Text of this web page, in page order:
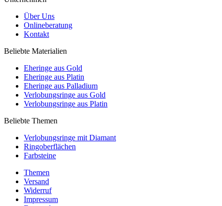
Über Uns
Onlineberatung
Kontakt
Beliebte Materialien
Eheringe aus Gold
Eheringe aus Platin
Eheringe aus Palladium
Verlobungsringe aus Gold
Verlobungsringe aus Platin
Beliebte Themen
Verlobungsringe mit Diamant
Ringoberflächen
Farbsteine
Themen
Versand
Widerruf
Impressum